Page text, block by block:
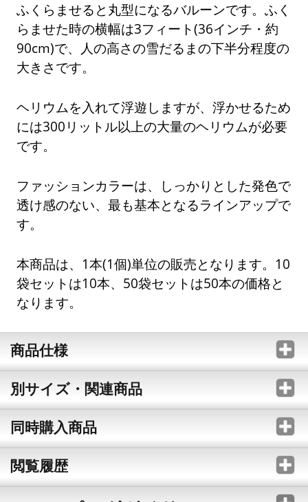
ふくらませると丸型になるバルーンです。ふく
らませた時の横幅は3フィート(36インチ・約
90cm)で、人の高さの雪だるまの下半分程度の
大きさです。
ヘリウムを入れて浮遊しますが、浮かせるため
には300リットル以上の大量のヘリウムが必要
です。
ファッションカラーは、しっかりとした発色で
透け感のない、最も基本となるラインアップで
す。
本商品は、1本(1個)単位の販売となります。10
袋セットは10本、50袋セットは50本の価格と
なります。
商品仕様
別サイズ・関連商品
同時購入商品
閲覧履歴